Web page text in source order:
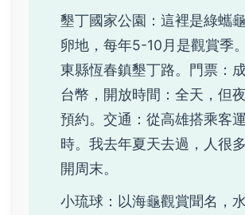
墾丁國家公園：這裡是綠蠵
卵地，每年5-10月是觀賞季
東縣恆春鎮墾丁路。門票：
台幣，開放時間：全天，但
預約。交通：從高雄搭乘客
時。我去年夏天去過，人很
開周末。
小琉球：以海龜觀賞聞名，